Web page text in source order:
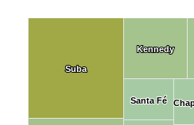
Kennedy
Kennedy
Santa Fé
Santa Fé
Suba
Suba